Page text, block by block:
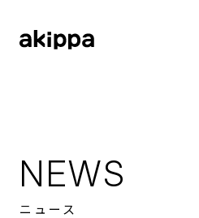
NEWS
ニュース
コーポレートフィロソフィー
会社概要
役員紹介
ニュース